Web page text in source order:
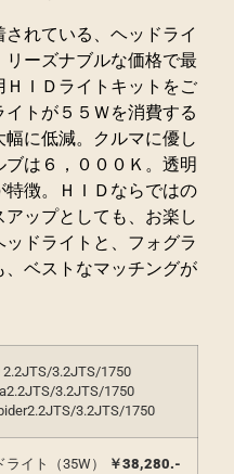
れている、ヘッドライ
リーズナブルな価格で最
ＩＤライトキットをご
トが５５Ｗを消費する
に低減。クルマに優し
ブは６，０００Ｋ。透明
徴。ＨＩＤならではの
ップとしても、お楽し
ドライトと、フォグラ
ベストなマッチングが
2.2JTS/3.2JTS/1750
3.2JTS/1750
3.2JTS/1750
ライト（35W）
￥38,280.-